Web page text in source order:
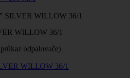
WILLOW 36/1
WILLOW 36/1
odpalovače)